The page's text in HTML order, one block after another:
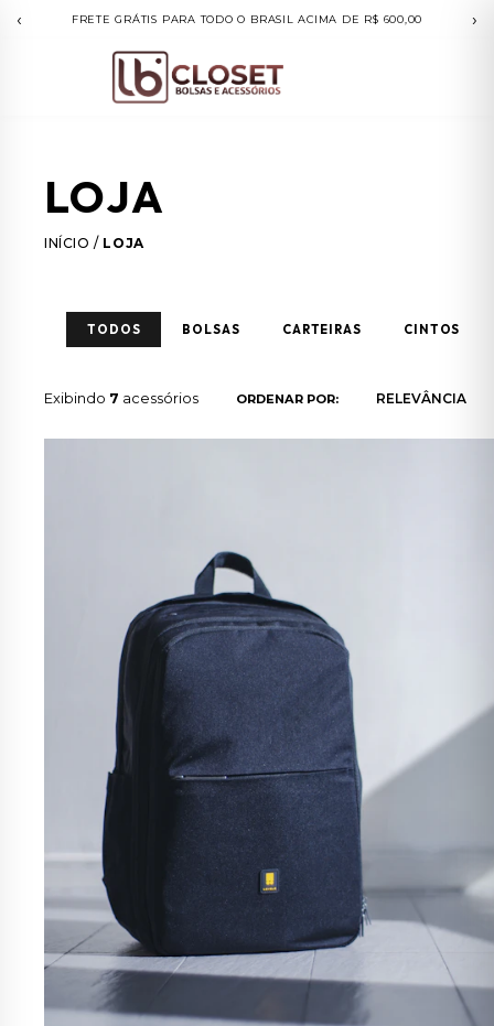
‹ FRETE GRÁTIS PARA TODO O BRASIL ACIMA DE R$ 600,00 ›
LOJA
INÍCIO / LOJA
TODOS BOLSAS CARTEIRAS CINTOS
Exibindo 7 acessórios ORDENAR POR: